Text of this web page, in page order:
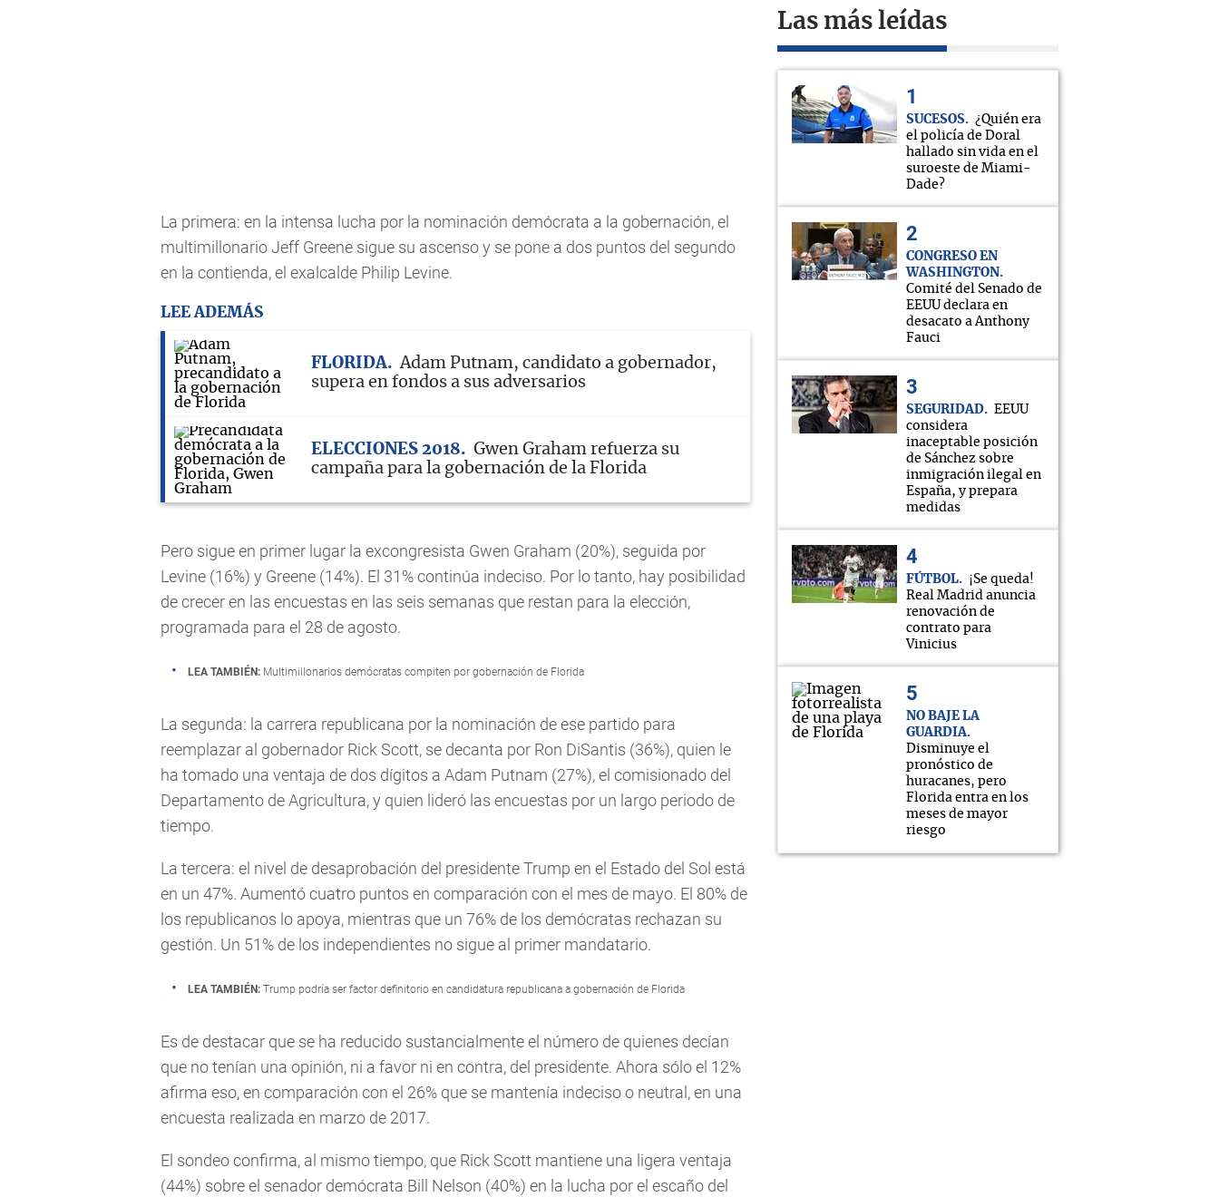
La primera: en la intensa lucha por la nominación demócrata a la gobernación, el
multimillonario Jeff Greene sigue su ascenso y se pone a dos puntos del segundo
en la contienda, el exalcalde Philip Levine.
LEE ADEMÁS
FLORIDA
Adam Putnam, candidato a gobernador,
supera en fondos a sus adversarios
ELECCIONES 2018
Gwen Graham refuerza su
campaña para la gobernación de la Florida
Pero sigue en primer lugar la excongresista Gwen Graham (20%), seguida por
Levine (16%) y Greene (14%). El 31% continúa indeciso. Por lo tanto, hay posibilidad
de crecer en las encuestas en las seis semanas que restan para la elección,
programada para el 28 de agosto.
LEA TAMBIÉN: Multimillonarios demócratas compiten por gobernación de Florida
La segunda: la carrera republicana por la nominación de ese partido para
reemplazar al gobernador Rick Scott, se decanta por Ron DiSantis (36%), quien le
ha tomado una ventaja de dos dígitos a Adam Putnam (27%), el comisionado del
Departamento de Agricultura, y quien lideró las encuestas por un largo periodo de
tiempo.
La tercera: el nivel de desaprobación del presidente Trump en el Estado del Sol está
en un 47%. Aumentó cuatro puntos en comparación con el mes de mayo. El 80% de
los republicanos lo apoya, mientras que un 76% de los demócratas rechazan su
gestión. Un 51% de los independientes no sigue al primer mandatario.
LEA TAMBIÉN: Trump podría ser factor definitorio en candidatura republicana a gobernación de Florida
Es de destacar que se ha reducido sustancialmente el número de quienes decían
que no tenían una opinión, ni a favor ni en contra, del presidente. Ahora sólo el 12%
afirma eso, en comparación con el 26% que se mantenía indeciso o neutral, en una
encuesta realizada en marzo de 2017.
El sondeo confirma, al mismo tiempo, que Rick Scott mantiene una ligera ventaja
(44%) sobre el senador demócrata Bill Nelson (40%) en la lucha por el escaño del
Las más leídas
SUCESOS
¿Quién era
el policía de Doral
hallado sin vida en el
suroeste de Miami-
Dade?
CONGRESO EN
WASHINGTON
Comité del Senado de
EEUU declara en
desacato a Anthony
Fauci
SEGURIDAD
EEUU
considera
inaceptable posición
de Sánchez sobre
inmigración ilegal en
España, y prepara
medidas
FÚTBOL
¡Se queda!
Real Madrid anuncia
renovación de
contrato para
Vinicius
NO BAJE LA
GUARDIA
Disminuye el
pronóstico de
huracanes, pero
Florida entra en los
meses de mayor
riesgo